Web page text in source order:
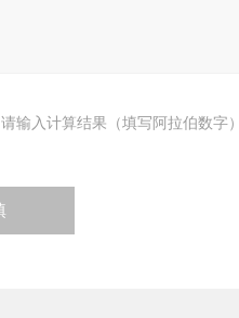
请输入计算结果（填写阿拉伯数字